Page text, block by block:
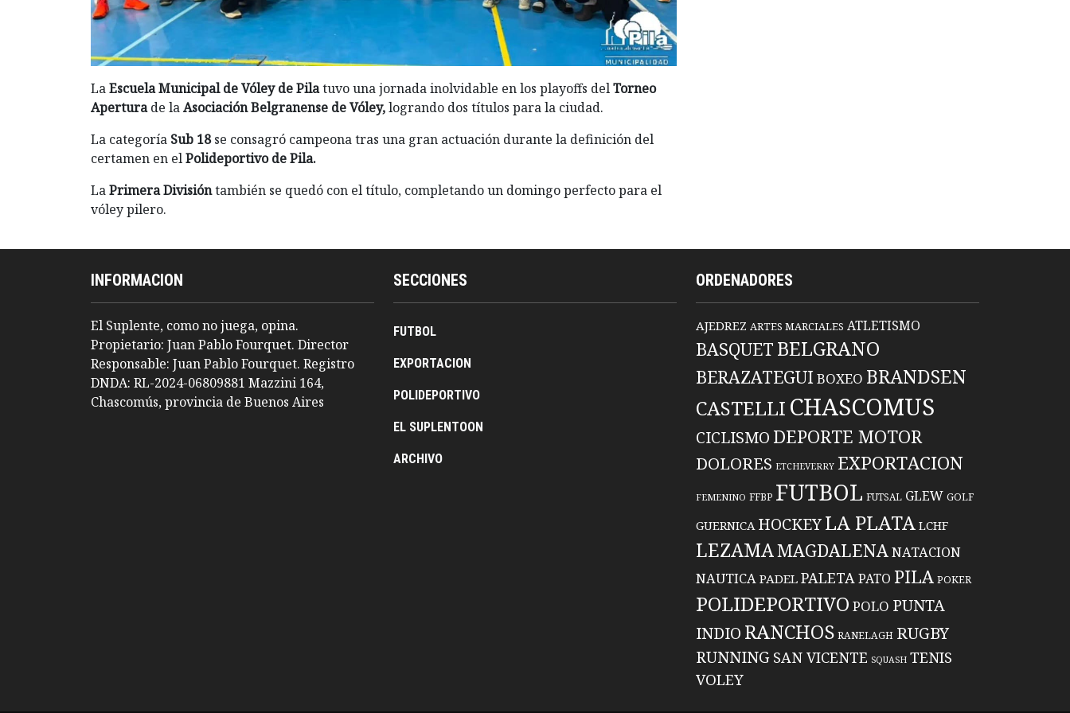
LaEscuela Municipal de Vóley de Pilatuvo una jornada inolvidable en los playoffs delTorneo
Aperturade laAsociación Belgranense de Vóley,logrando dos títulos para la ciudad.
La categoría Sub 18se consagró campeona tras una gran actuación durante la definición del
certamen en elPolideportivo de Pila.
LaPrimera Divisióntambién se quedó con el título, completando un domingo perfecto para el
vóley pilero.
INFORMACION
El Suplente, como no juega, opina.
Propietario: Juan Pablo Fourquet. Director
Responsable: Juan Pablo Fourquet. Registro
DNDA: RL-2024-06809881 Mazzini 164,
Chascomús, provincia de Buenos Aires
SECCIONES
FUTBOL
EXPORTACION
POLIDEPORTIVO
EL SUPLENTOON
ARCHIVO
ORDENADORES
AJEDREZ ARTES MARCIALES ATLETISMO
BASQUET BELGRANO
BERAZATEGUIBOXEO BRANDSEN
CASTELLI CHASCOMUS
CICLISMO DEPORTE MOTOR
DOLORES ETCHEVERRY EXPORTACION
FEMENINO FFBP FUTBOL FUTSAL GLEW GOLF
GUERNICA HOCKEYLA PLATA LCHF
LEZAMAMAGDALENANATACION
NAUTICA PADEL PALETAPATO PILA POKER
POLIDEPORTIVO POLO PUNTA
INDIO RANCHOS RANELAGH RUGBY
RUNNING SAN VICENTE SQUASH TENIS
VOLEY